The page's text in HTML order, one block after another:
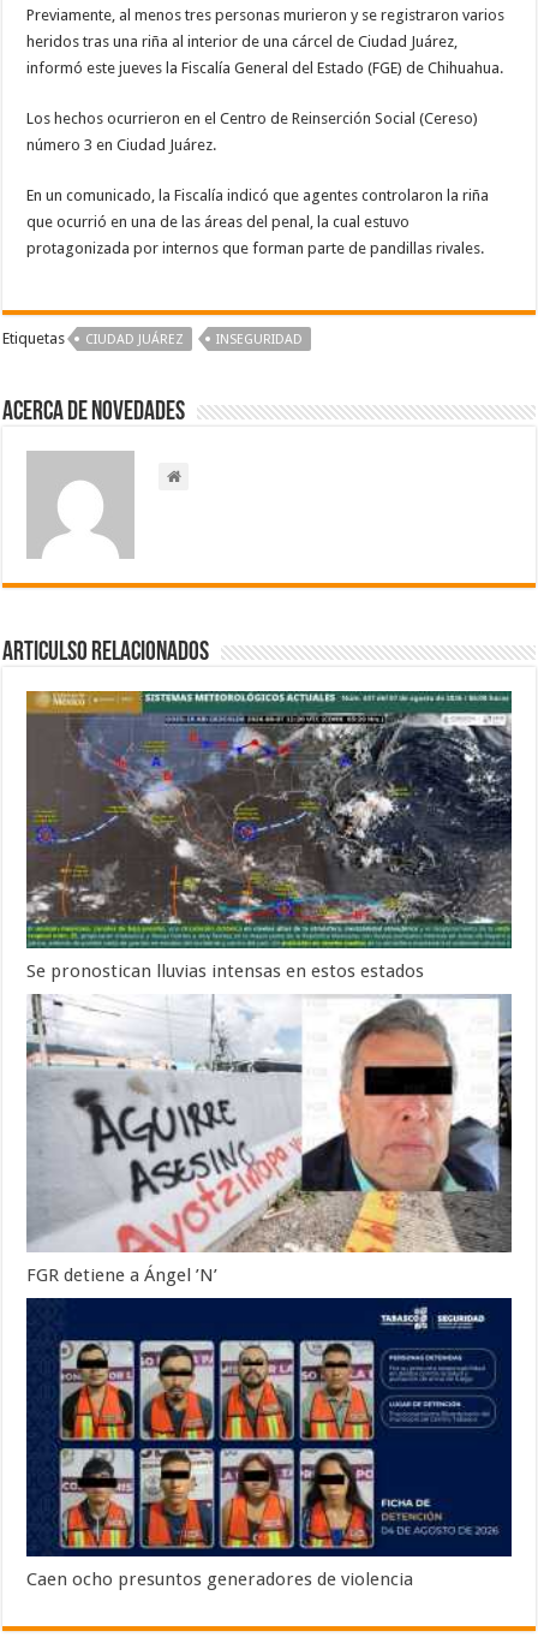
Previamente, al menos tres personas murieron y se registraron varios
heridos tras una riña al interior de una cárcel de Ciudad Juárez,
informó este jueves la Fiscalía General del Estado (FGE) de Chihuahua.
Los hechos ocurrieron en el Centro de Reinserción Social (Cereso)
número 3 en Ciudad Juárez.
En un comunicado, la Fiscalía indicó que agentes controlaron la riña
que ocurrió en una de las áreas del penal, la cual estuvo
protagonizada por internos que forman parte de pandillas rivales.
Etiquetas CIUDAD JUÁREZ INSEGURIDAD
Acerca de NOVEDADES
Articulso Relacionados
Se pronostican lluvias intensas en estos estados
FGR detiene a Ángel ’N’
Caen ocho presuntos generadores de violencia